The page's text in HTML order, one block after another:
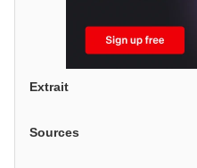
Extrait
Sources